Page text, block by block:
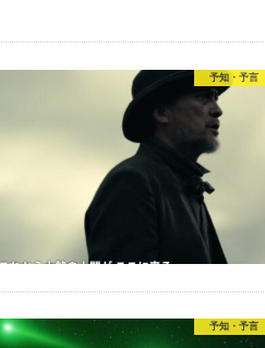
予知・予言
予知・予言